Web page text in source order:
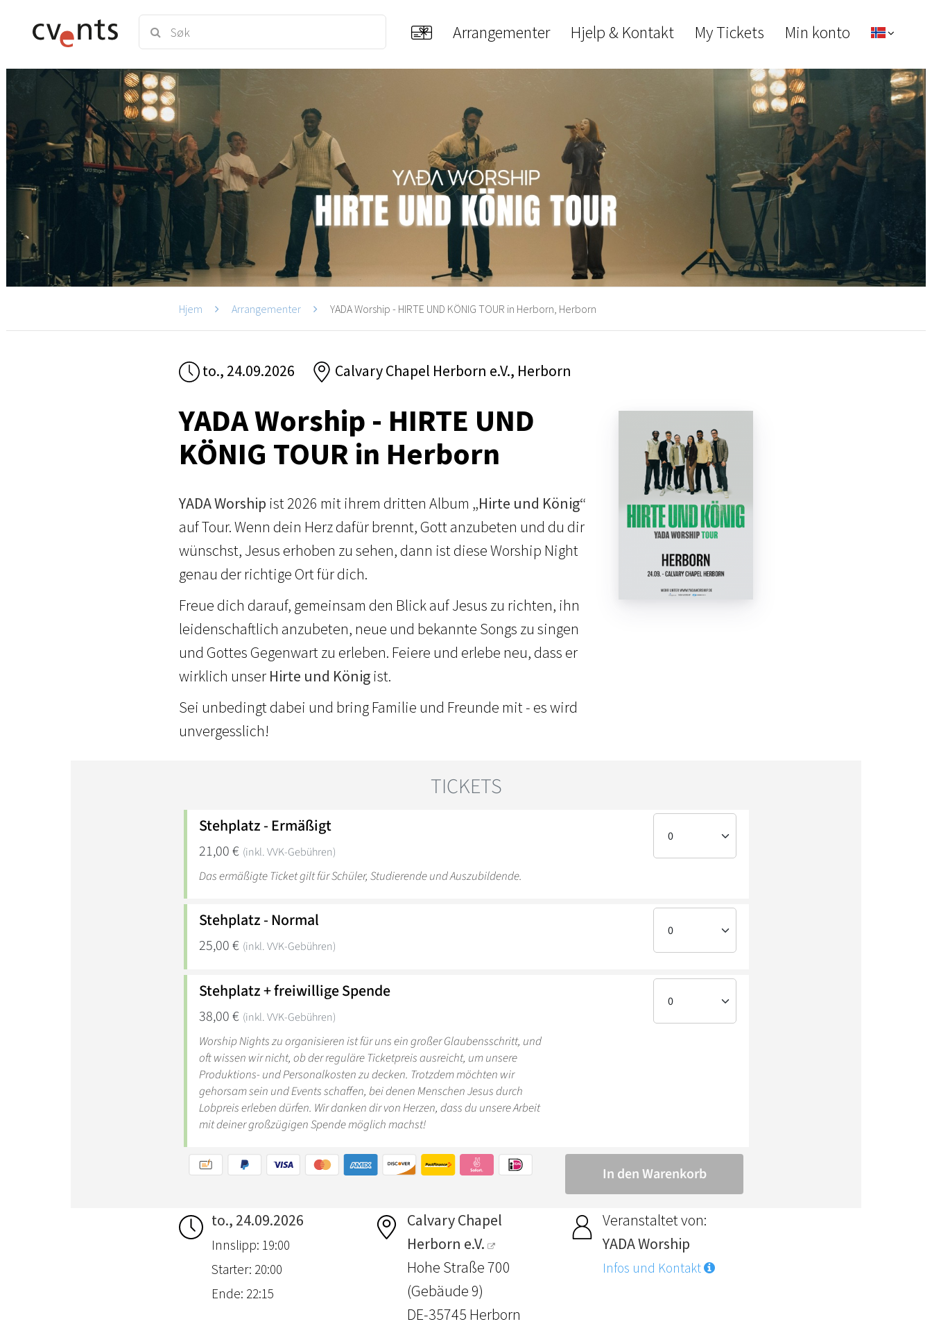
Arrangementer Hjelp & Kontakt My Tickets Min konto
Hjem Arrangementer YADA Worship - HIRTE UND KÖNIG TOUR in Herborn, Herborn
to., 24.09.2026 Calvary Chapel Herborn e.V., Herborn
YADA Worship - HIRTE UND
KÖNIG TOUR in Herborn
YADA Worship ist 2026 mit ihrem dritten Album „Hirte und König“
auf Tour. Wenn dein Herz dafür brennt, Gott anzubeten und du dir
wünschst, Jesus erhoben zu sehen, dann ist diese Worship Night
genau der richtige Ort für dich.
Freue dich darauf, gemeinsam den Blick auf Jesus zu richten, ihn
leidenschaftlich anzubeten, neue und bekannte Songs zu singen
und Gottes Gegenwart zu erleben. Feiere und erlebe neu, dass er
wirklich unser Hirte und König ist.
Sei unbedingt dabei und bring Familie und Freunde mit - es wird
unvergesslich!
to., 24.09.2026
Innslipp: 19:00
Starter: 20:00
Ende: 22:15
Calvary Chapel
Herborn e.V.
Hohe Straße 700
(Gebäude 9)
DE-35745 Herborn
Veranstaltet von:
YADA Worship
Infos und Kontakt